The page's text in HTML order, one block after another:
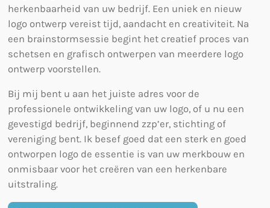
herkenbaarheid van uw bedrijf. Een uniek en nieuw
logo ontwerp vereist tijd, aandacht en creativiteit. Na
een brainstormsessie begint het creatief proces van
schetsen en grafisch ontwerpen van meerdere logo
ontwerp voorstellen.
Bij mij bent u aan het juiste adres voor de
professionele ontwikkeling van uw logo, of u nu een
gevestigd bedrijf, beginnend zzp’er, stichting of
vereniging bent. Ik besef goed dat een sterk en goed
ontworpen logo de essentie is van uw merkbouw en
onmisbaar voor het creëren van een herkenbare
uitstraling.